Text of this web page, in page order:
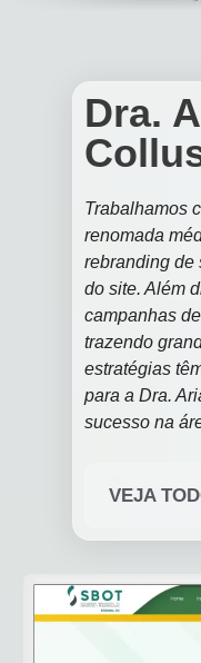
Dra.
Trabalhamos
renomada
rebranding de
do site. Além
campanhas
trazendo
estratégias
para a Dra.
sucesso na
VEJA